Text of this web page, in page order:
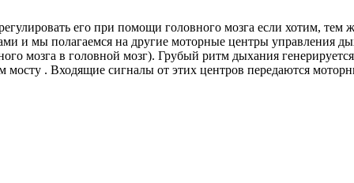
его при помощи головного мозга если хотим,
и мы полагаемся на другие моторные центры управления
мозга в головной мозг). Грубый ритм дыхания
. Входящие сигналы от этих центров передаются